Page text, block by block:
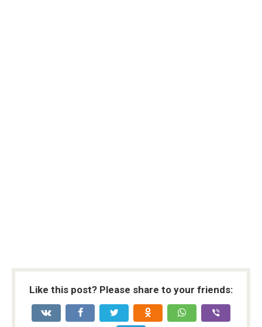
Like this post? Please share to your friends: